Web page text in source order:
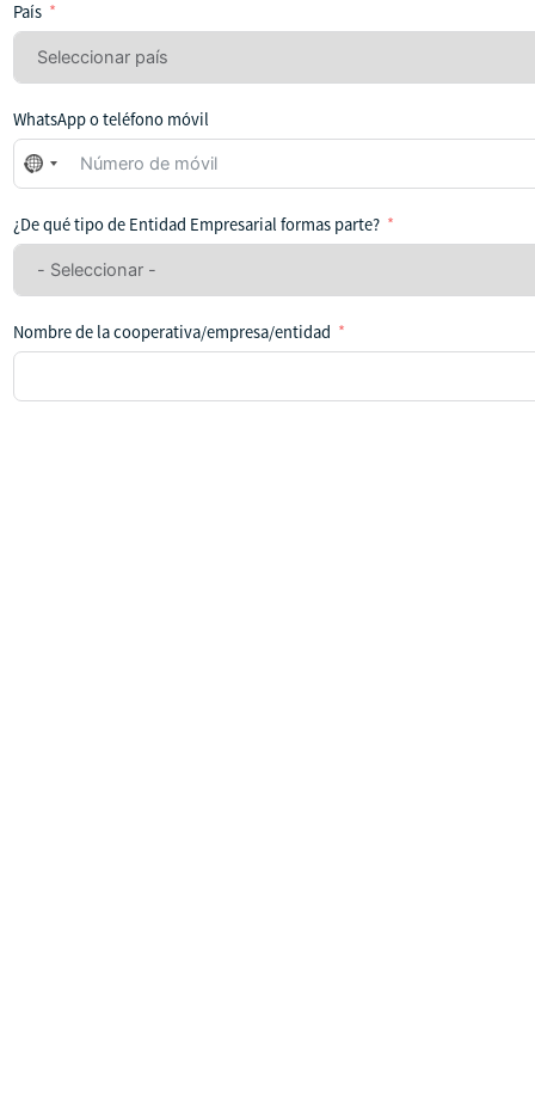
País
WhatsApp o teléfono móvil
No
se
seleccionado
ningún
¿De qué tipo de Entidad Empresarial formas parte?
Nombre de la cooperativa/empresa/entidad